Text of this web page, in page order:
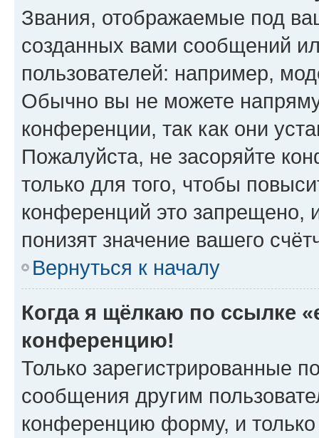
Звания, отображаемые под
созданных вами сообщений
пользователей: например,
Обычно вы не можете
конференции, так как они
Пожалуйста, не засоряйте
только для того, чтобы
конференций это запрещено,
понизят значение вашего
Вернуться к началу
Когда я щёлкаю по ссылке
конференцию!
Только зарегистрированные
сообщения другим
конференцию форму, и